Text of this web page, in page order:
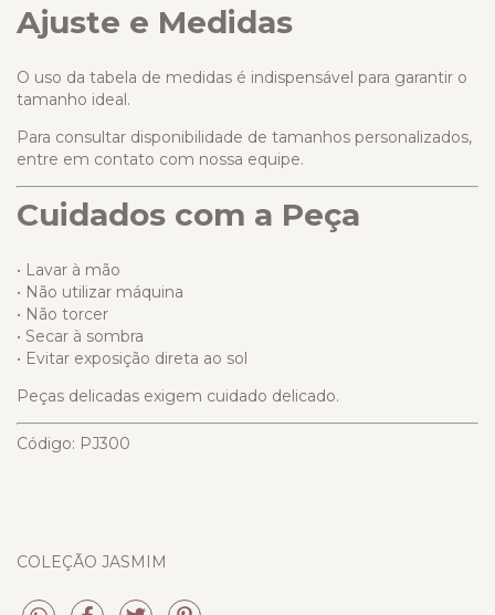
Ajuste e Medidas
O uso da tabela de medidas é indispensável para garantir o
tamanho ideal.
Para consultar disponibilidade de tamanhos personalizados,
entre em contato com nossa equipe.
Cuidados com a Peça
• Lavar à mão
• Não utilizar máquina
• Não torcer
• Secar à sombra
• Evitar exposição direta ao sol
Peças delicadas exigem cuidado delicado.
Código: PJ300
COLEÇÃO JASMIM